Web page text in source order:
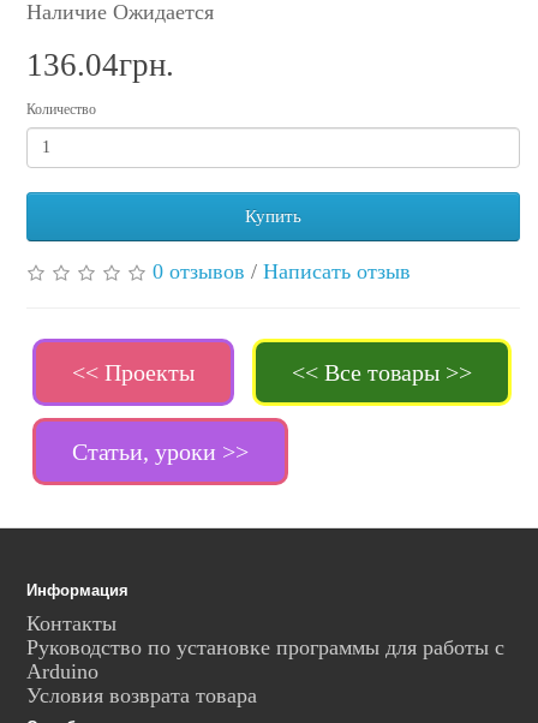
Наличие Ожидается
136.04грн.
Количество
Купить
0 отзывов / Написать отзыв
<< Проекты << Все товары >>
Статьи, уроки >>
Информация
Контакты
Руководство по установке программы для работы с
Arduino
Условия возврата товара